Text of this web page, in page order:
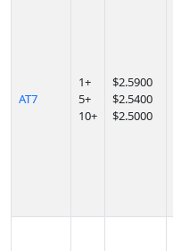
AT7
1+
5+
10+
$2.5900
$2.5400
$2.5000